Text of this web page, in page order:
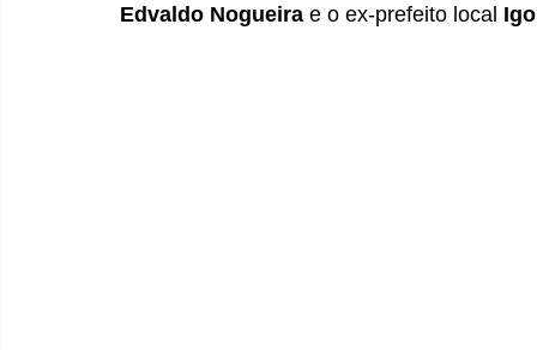
Edvaldo Nogueira e o ex-prefeito local